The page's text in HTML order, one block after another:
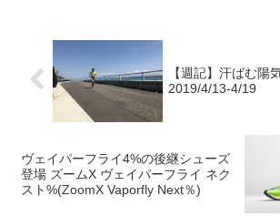
【週記】汗ばむ陽
2019/4/13-4/19
ヴェイパーフライ4%の後継シューズ
登場 ズームX ヴェイパーフライ ネク
スト%(ZoomX Vaporfly Next％)